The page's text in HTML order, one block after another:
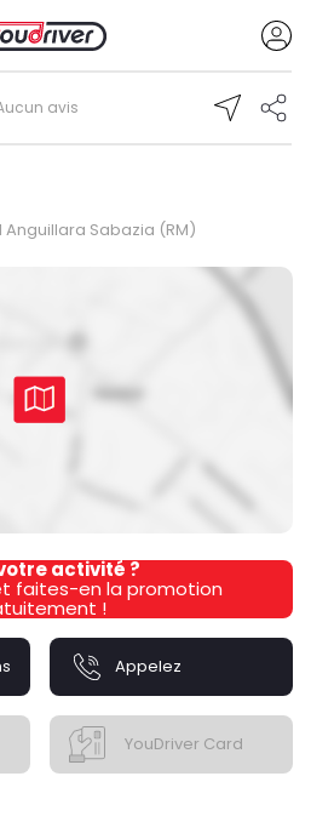
avis
Anguillara Sabazia (RM)
activité ?
faites-en la promotion
!
Appelez
YouDriver Card